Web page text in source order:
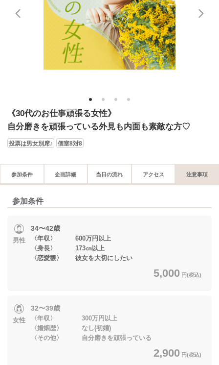
1 2 3 4
《30代のお仕事頑張る女性》
自分磨きを頑張っている外見も内面も素敵な方♡
投票は男女別席♪ 個室8対8
参加条件 企画詳細 当日の流れ アクセス 注意事項
参加条件
男性
34〜42歳
〈年収〉 600万円以上
〈身長〉 173㎝以上
〈恋愛観〉 彼女を大切にしたい
5,000 円(税込)
女性
32〜39歳
〈年収〉 300万円以上
〈婚姻歴〉 なし(初婚)
〈その他〉 自分磨きを頑張っている
2,900 円(税込)